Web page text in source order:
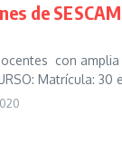
de
con
Matrícula: